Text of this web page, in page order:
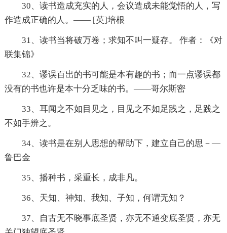
30、读书造成充实的人，会议造成未能觉悟的人，写
作造成正确的人。—— [英]培根
31、读书当将破万卷；求知不叫一疑存。 作者：《对
联集锦》
32、谬误百出的书可能是本有趣的书；而一点谬误都
没有的书也许是本十分乏味的书。——哥尔斯密
33、耳闻之不如目见之，目见之不如足践之，足践之
不如手辨之。
34、读书是在别人思想的帮助下，建立自己的思－—
鲁巴金
35、播种书，采重长，成非凡。
36、天知、神知、我知、子知，何谓无知？
37、自古无不晓事底圣贤，亦无不通变底圣贤，亦无